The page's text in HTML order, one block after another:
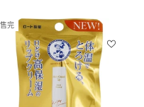
完